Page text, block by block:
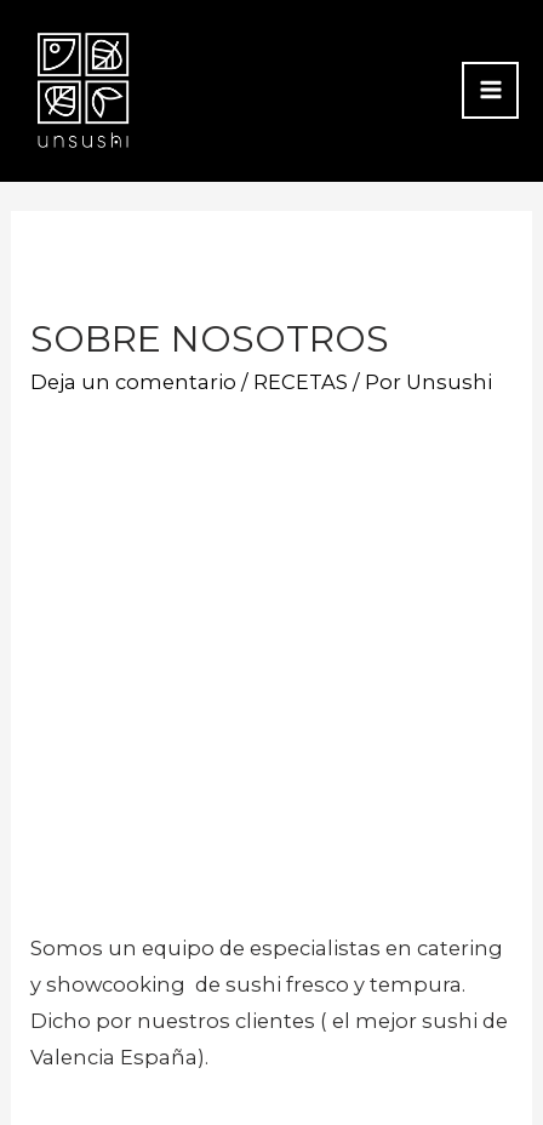
SOBRE NOSOTROS
Deja un comentario / RECETAS / Por Unsushi
Somos un equipo de especialistas en catering
y showcooking de sushi fresco y tempura.
Dicho por nuestros clientes ( el mejor sushi de
Valencia España).